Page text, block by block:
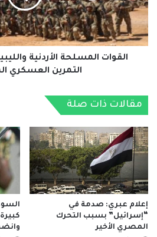
فعاليات
التمرين
العسكري
المشترك
القوات المسلحة الأردنية
التمرين العسكري
مقالات ذات صلة
إعلام عبري: صدمة في
“إسرائيل” بسبب التحرك
المصري الأخير